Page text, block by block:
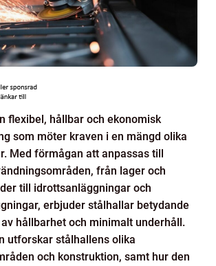
flexibel, hållbar och ekonomisk
som möter kraven i en mängd olika
Med förmågan att anpassas till
från lager och
till idrottsanläggningar och
erbjuder stålhallar betydande
hållbarhet och minimalt underhåll.
utforskar stålhallens olika
och konstruktion, samt hur den